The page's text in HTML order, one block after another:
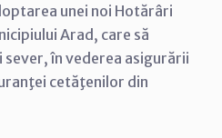
unei noi Hotărâri
Arad, care să
sever, în vederea asigurării
cetăţenilor din